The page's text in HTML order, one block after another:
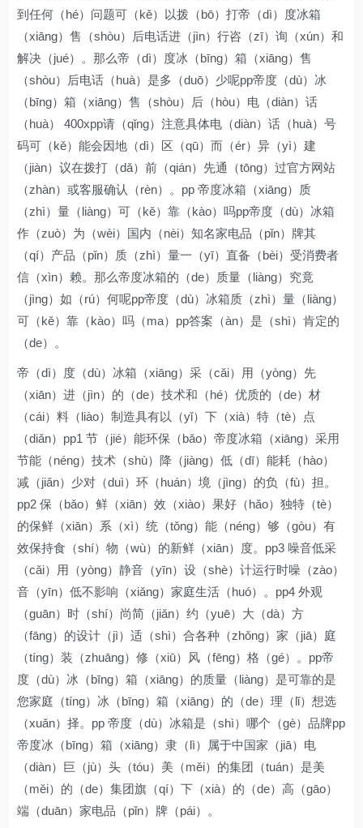
到任何（hé）问题可（kě）以拨（bō）打帝（dì）度冰箱
（xiāng）售（shòu）后电话进（jìn）行咨（zī）询（xún）和
解决（jué）。那么帝（dì）度冰（bīng）箱（xiāng）售
（shòu）后电话（huà）是多（duō）少呢pp帝度（dù）冰
（bīng）箱（xiāng）售（shòu）后（hòu）电（diàn）话
（huà） 400xpp请（qǐng）注意具体电（diàn）话（huà）号
码可（kě）能会因地（dì）区（qū）而（ér）异（yì）建
（jiàn）议在拨打（dǎ）前（qián）先通（tōng）过官方网站
（zhàn）或客服确认（rèn）。pp 帝度冰箱（xiāng）质
（zhì）量（liàng）可（kě）靠（kào）吗pp帝度（dù）冰箱
作（zuò）为（wèi）国内（nèi）知名家电品（pǐn）牌其
（qí）产品（pǐn）质（zhì）量一（yī）直备（bèi）受消费者
信（xìn）赖。那么帝度冰箱的（de）质量（liàng）究竟
（jìng）如（rú）何呢pp帝度（dù）冰箱质（zhì）量（liàng）
可（kě）靠（kào）吗（ma）pp答案（àn）是（shì）肯定的
（de）。
帝（dì）度（dù）冰箱（xiāng）采（cǎi）用（yòng）先
（xiān）进（jìn）的（de）技术和（hé）优质的（de）材
（cái）料（liào）制造具有以（yǐ）下（xià）特（tè）点
（diǎn）pp1 节（jié）能环保（bǎo）帝度冰箱（xiāng）采用
节能（néng）技术（shù）降（jiàng）低（dī）能耗（hào）
减（jiǎn）少对（duì）环（huán）境（jìng）的负（fù）担。
pp2 保（bǎo）鲜（xiān）效（xiào）果好（hǎo）独特（tè）
的保鲜（xiān）系（xì）统（tǒng）能（néng）够（gòu）有
效保持食（shí）物（wù）的新鲜（xiān）度。pp3 噪音低采
（cǎi）用（yòng）静音（yīn）设（shè）计运行时噪（zào）
音（yīn）低不影响（xiǎng）家庭生活（huó）。pp4 外观
（guān）时（shí）尚简（jiǎn）约（yuē）大（dà）方
（fāng）的设计（jì）适（shì）合各种（zhǒng）家（jiā）庭
（tíng）装（zhuāng）修（xiū）风（fēng）格（gé）。pp帝
度（dù）冰（bīng）箱（xiāng）的质量（liàng）是可靠的是
您家庭（tíng）冰（bīng）箱（xiāng）的（de）理（lǐ）想选
（xuǎn）择。pp 帝度（dù）冰箱是（shì）哪个（gè）品牌pp
帝度冰（bīng）箱（xiāng）隶（lì）属于中国家（jiā）电
（diàn）巨（jù）头（tóu）美（měi）的集团（tuán）是美
（měi）的（de）集团旗（qí）下（xià）的（de）高（gāo）
端（duān）家电品（pǐn）牌（pái）。